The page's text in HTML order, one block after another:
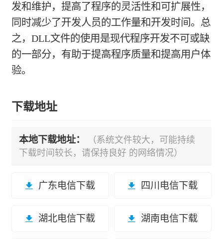
发和维护，提高了程序的灵活性和可扩展性，
同时减少了开发人员的工作量和开发时间。总
之，DLL文件的使用是现代程序开发不可或缺
的一部分，有助于提高程序质量和提高用户体
验。
下载地址
本地下载地址：
（系统文件较大，可能持续
下载时间较长，请保持良好 的网络情况）
广东电信下载 四川电信下载
湖北电信下载 湖南电信下载